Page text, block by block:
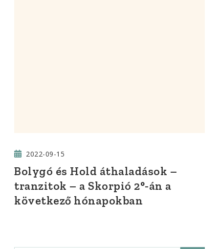
2022-09-15
Bolygó és Hold áthaladások –
tranzitok – a Skorpió 2°-án a
következő hónapokban